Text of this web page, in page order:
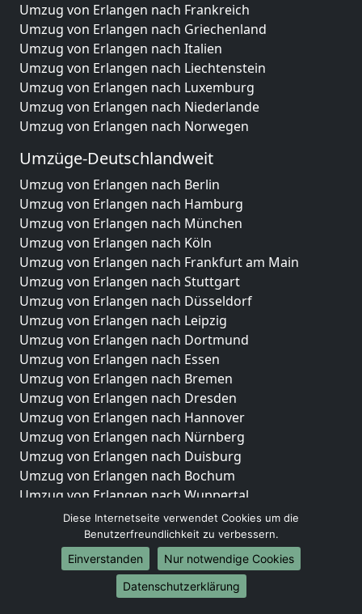
Umzug von Erlangen nach Frankreich
Umzug von Erlangen nach Griechenland
Umzug von Erlangen nach Italien
Umzug von Erlangen nach Liechtenstein
Umzug von Erlangen nach Luxemburg
Umzug von Erlangen nach Niederlande
Umzug von Erlangen nach Norwegen
Umzüge-Deutschlandweit
Umzug von Erlangen nach Berlin
Umzug von Erlangen nach Hamburg
Umzug von Erlangen nach München
Umzug von Erlangen nach Köln
Umzug von Erlangen nach Frankfurt am Main
Umzug von Erlangen nach Stuttgart
Umzug von Erlangen nach Düsseldorf
Umzug von Erlangen nach Leipzig
Umzug von Erlangen nach Dortmund
Umzug von Erlangen nach Essen
Umzug von Erlangen nach Bremen
Umzug von Erlangen nach Dresden
Umzug von Erlangen nach Hannover
Umzug von Erlangen nach Nürnberg
Umzug von Erlangen nach Duisburg
Umzug von Erlangen nach Bochum
Umzug von Erlangen nach Wuppertal
Umzug von Erlangen nach Bielefeld
Umzug von Erlangen nach Bonn
Umzug von Erlangen nach Münster
Internationale-Umzüge
Diese Internetseite verwendet Cookies um die
Benutzerfreundlichkeit zu verbessern.
Einverstanden
Nur notwendige Cookies
Datenschutzerklärung